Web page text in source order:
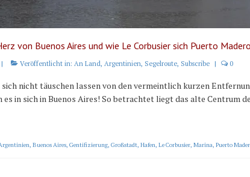
von Buenos Aires und wie Le Corbusier sich Puerto
| Veröffentlicht in: An Land, Argentinien, Segelroute, Subscribe | 0
nicht täuschen lassen von den vermeintlich kurzen
es in sich in Buenos Aires! So betrachtet liegt das alte Centrum
Buenos Aires Gentifizierung Großstadt Hafen Le Corbusier Marina Puerto